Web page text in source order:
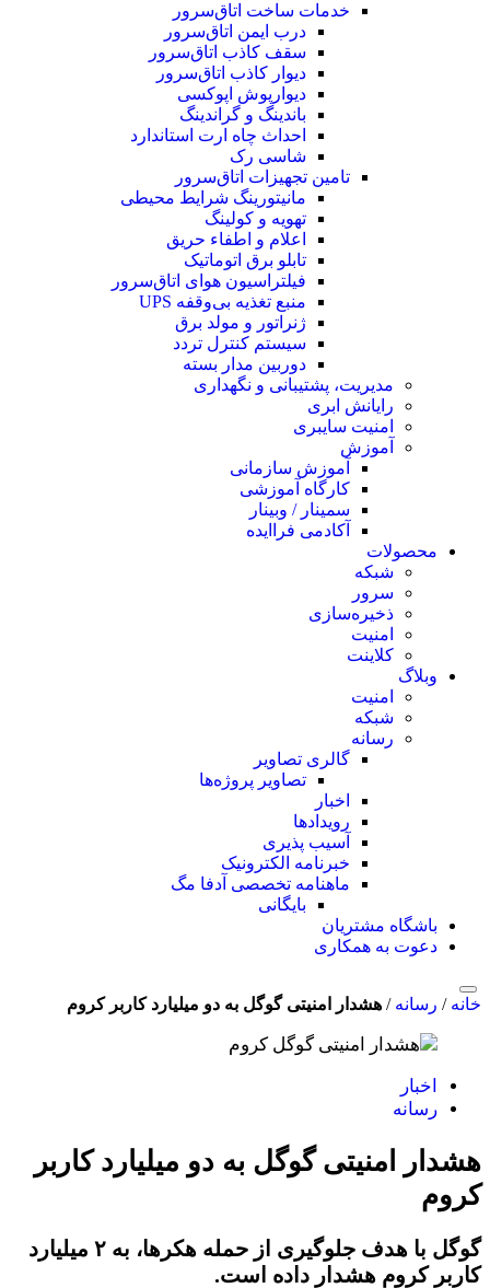
خدمات ساخت اتاق‌سرور
درب ایمن اتاق‌سرور
سقف کاذب اتاق‌سرور
دیوار کاذب اتاق‌سرور
دیوار‌پوش اپوکسی
باندینگ و گراندینگ
احداث چاه ارت استاندارد
شاسی رک
تامین تجهیزات اتاق‌سرور
مانیتورینگ شرایط محیطی
تهویه و کولینگ
اعلام و اطفاء حریق
تابلو برق اتوماتیک
فیلتراسیون هوای اتاق‌سرور
منبع تغذیه بی‌وقفه ‌UPS
ژنراتور و مولد برق
سیستم کنترل تردد
دوربین مدار بسته
مدیریت، پشتیبانی و نگهداری
رایانش ابری
امنیت سایبری
آموزش
آموزش سازمانی
کارگاه آموزشی
سمینار / وبینار
آکادمی فراایده
محصولات
شبکه
سرور
ذخیره‌سازی
امنیت
کلاینت
وبلاگ
امنیت
شبکه
رسانه
گالری تصاویر
تصاویر پروژه‌ها
اخبار
رویدادها
آسیب پذیری
خبرنامه الکترونیک
ماهنامه تخصصی آدفا مگ
بایگانی
باشگاه مشتریان
دعوت به همکاری
خانه / رسانه / هشدار امنیتی گوگل به دو میلیارد کاربر کروم
اخبار
رسانه
هشدار امنیتی گوگل به دو میلیارد کاربر
کروم
گوگل با هدف جلو‌گیری از حمله هکرها، به ۲ میلیارد
کاربر کروم هشدار داده است.